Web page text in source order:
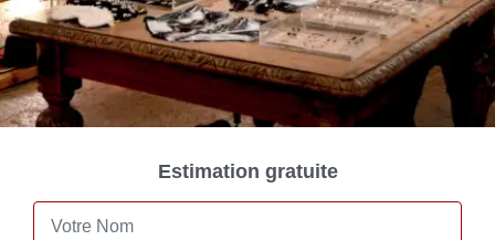
Estimation gratuite